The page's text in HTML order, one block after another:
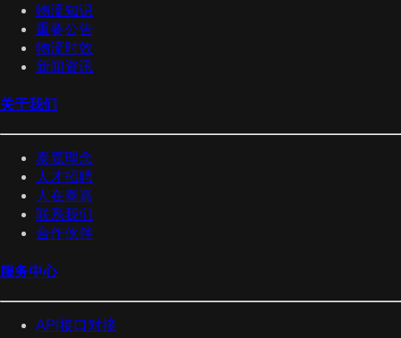
物流知识
重要公告
物流时效
新闻资讯
关于我们
泰嘉理念
人才招聘
人在泰嘉
联系我们
合作伙伴
服务中心
API接口对接